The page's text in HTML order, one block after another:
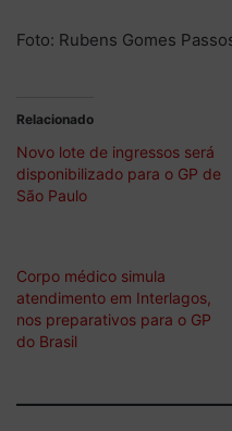
Foto: Rubens Gomes
Relacionado
Novo lote de ingressos será
disponibilizado para o GP de
São Paulo
Corpo médico simula
atendimento em Interlagos,
nos preparativos para o GP
do Brasil